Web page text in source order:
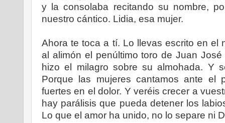
y la consolaba recitando su nombre,
nuestro cántico. Lidia, esa mujer.
Ahora te toca a tí. Lo llevas escrito en el
al alimón el penúltimo toro de Juan
hizo el milagro sobre su almohada. Y
Porque las mujeres cantamos ante el
fuertes en el dolor. Y veréis crecer a
hay parálisis que pueda detener los
Lo que el amor ha unido, no lo separe ni